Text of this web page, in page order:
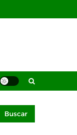
Buscar: